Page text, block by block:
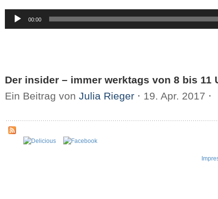
Audio-
Player
00:00
Der insider – immer werktags von 8 bis 11
Ein Beitrag von Julia Rieger ⋅ 19. Apr. 2017 ⋅